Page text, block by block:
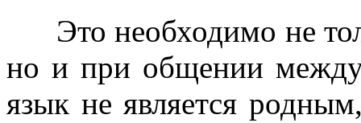
Это необходимо не
но и при общении
язык не является